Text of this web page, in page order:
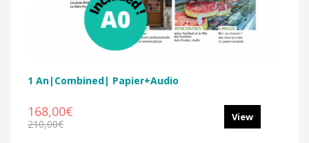
1 An|Combined| Papier+Audio
168,00€
210,00€
View